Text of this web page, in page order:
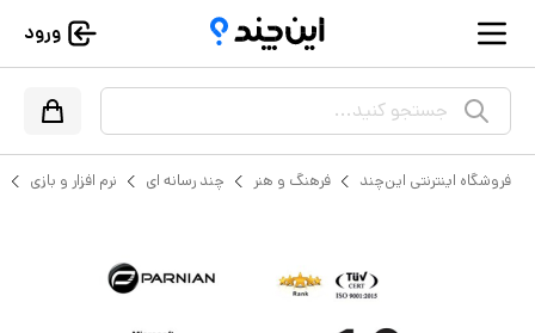
ورود
جستجو کنید...
فروشگاه اینترنتی این‌چند فرهنگ و هنر چند رسانه ای نرم افزار و بازی